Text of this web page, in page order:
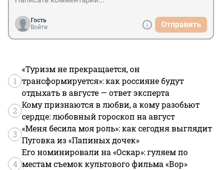
Гость
Войти
Отправить
1
«Туризм не прекращается, он
трансформируется»: как россияне будут
отдыхать в августе — ответ эксперта
2
Кому признаются в любви, а кому разобьют
сердце: любовный гороскоп на август
3
«Меня бесила моя роль»: как сегодня выглядит
Пуговка из «Папиных дочек»
4
Его номинировали на «Оскар»: гуляем по
местам съемок культового фильма «Вор»